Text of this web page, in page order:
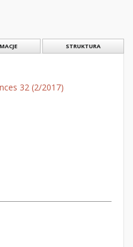
STRUKTURA
32 (2/2017)